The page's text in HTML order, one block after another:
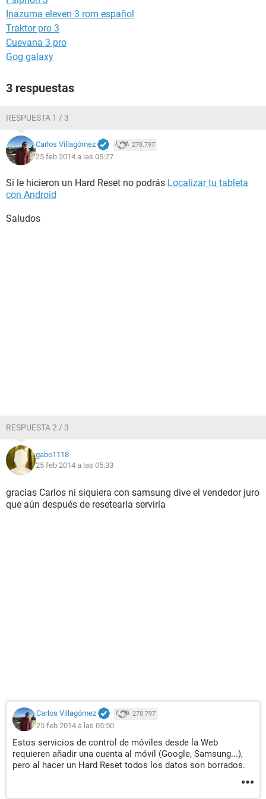
Inazuma eleven 3 rom español
Traktor pro 3
Cuevana 3 pro
Gog galaxy
3 respuestas
RESPUESTA 1 / 3
Carlos Villagómez 278.797
25 feb 2014 a las 05:27
Si le hicieron un Hard Reset no podrás Localizar tu tableta
con Android
Saludos
RESPUESTA 2 / 3
gabo1118
25 feb 2014 a las 05:33
gracias Carlos ni siquiera con samsung dive el vendedor juro
que aún después de resetearla serviría
Carlos Villagómez 278.797
25 feb 2014 a las 05:50
Estos servicios de control de móviles desde la Web
requieren añadir una cuenta al móvil (Google, Samsung...),
pero al hacer un Hard Reset todos los datos son borrados.